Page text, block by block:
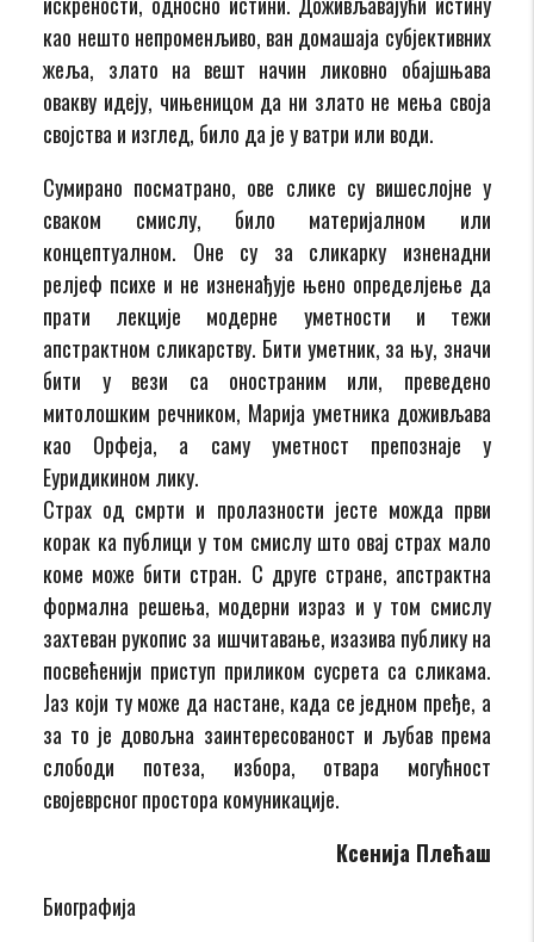
као нешто непроменљиво, ван домашаја субјективних
жеља, злато на вешт начин ликовно обајшњава
овакву идеју, чињеницом да ни злато не мења своја
својства и изглед, било да је у ватри или води.
Сумирано посматрано, ове слике су вишеслојне у
сваком смислу, било материјалном или
концептуалном. Оне су за сликарку изненадни
релјеф психе и не изненађује њено определјење да
прати лекције модерне уметности и тежи
апстрактном сликарству. Бити уметник, за њу, значи
бити у вези са оностраним или, преведено
митолошким речником, Марија уметника доживљава
као Орфеја, а саму уметност препознаје у
Еуридикином лику.
Страх од смрти и пролазности јесте можда први
корак ка публици у том смислу што овај страх мало
коме може бити стран. С друге стране, апстрактна
формална решења, модерни израз и у том смислу
захтеван рукопис за ишчитавање, изазива публику на
посвећенији приступ приликом сусрета са сликама.
Јаз који ту може да настане, када се једном пређе, а
за то је довољна заинтересованост и љубав према
слободи потеза, избора, отвара могућност
својеврсног простора комуникације.
Ксенија Плећаш
Биографија